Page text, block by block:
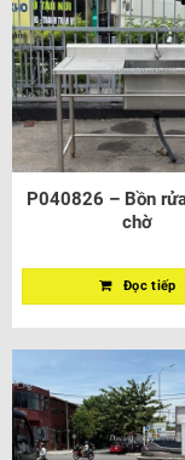
P040826 – Bồn
chờ
Đọc tiếp